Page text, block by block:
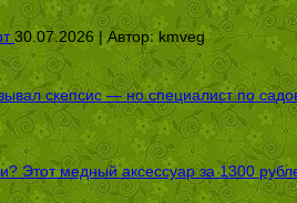
30.07.2026 | Автор:kmveg
скепсис — но специалист по
Этот медный аксессуар за 1300